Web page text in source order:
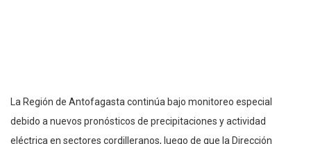
La Región de Antofagasta continúa bajo monitoreo especial
debido a nuevos pronósticos de precipitaciones y actividad
eléctrica en sectores cordilleranos, luego de que la Dirección